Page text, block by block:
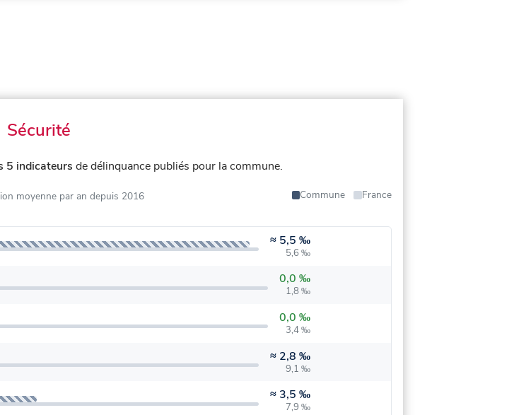
Sécurité
5 indicateurs de délinquance publiés pour la commune.
moyenne par an depuis 2016 Commune
France
≈ 5,5 ‰
5,6 ‰
0,0 ‰
1,8 ‰
0,0 ‰
3,4 ‰
≈ 2,8 ‰
9,1 ‰
≈ 3,5 ‰
7,9 ‰